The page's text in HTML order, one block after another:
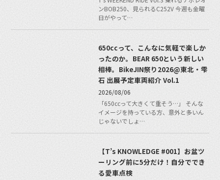
ンBOB250、見られるC252V 今週も金曜
日がやって…
650ccって、こんなに気軽で楽しか
ったのか。BEAR 650という新しい
相棒。BikeJIN祭り2026@東北・雫
石 出展予定車両紹介 Vol.1
2026/08/06
「650ccって大きくて重そう…」 そんな
イメージを持っている方、意外と多いん
じゃないでしょ…
【T’s KNOWLEDGE #001】お盆ツ
ーリング前に5分だけ！自分ででき
る愛車点検